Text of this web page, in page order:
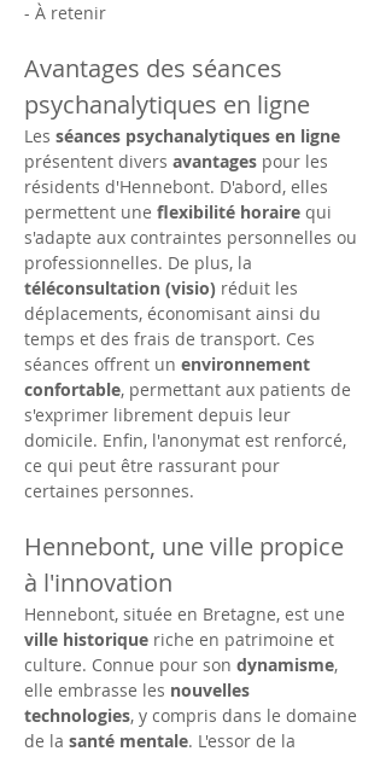
- À retenir
Avantages des séances
psychanalytiques en ligne
Les séances psychanalytiques en ligne
présentent divers avantages pour les
résidents d'Hennebont. D'abord, elles
permettent une flexibilité horaire qui
s'adapte aux contraintes personnelles ou
professionnelles. De plus, la
téléconsultation (visio) réduit les
déplacements, économisant ainsi du
temps et des frais de transport. Ces
séances offrent un environnement
confortable, permettant aux patients de
s'exprimer librement depuis leur
domicile. Enfin, l'anonymat est renforcé,
ce qui peut être rassurant pour
certaines personnes.
Hennebont, une ville propice
à l'innovation
Hennebont, située en Bretagne, est une
ville historique riche en patrimoine et
culture. Connue pour son dynamisme,
elle embrasse les nouvelles
technologies, y compris dans le domaine
de la santé mentale. L'essor de la